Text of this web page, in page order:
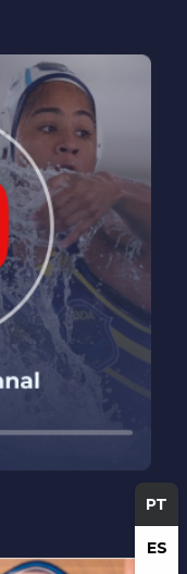
PT
ES